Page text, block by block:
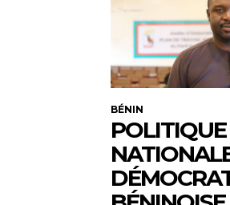
BÉNIN
POLITIQUE